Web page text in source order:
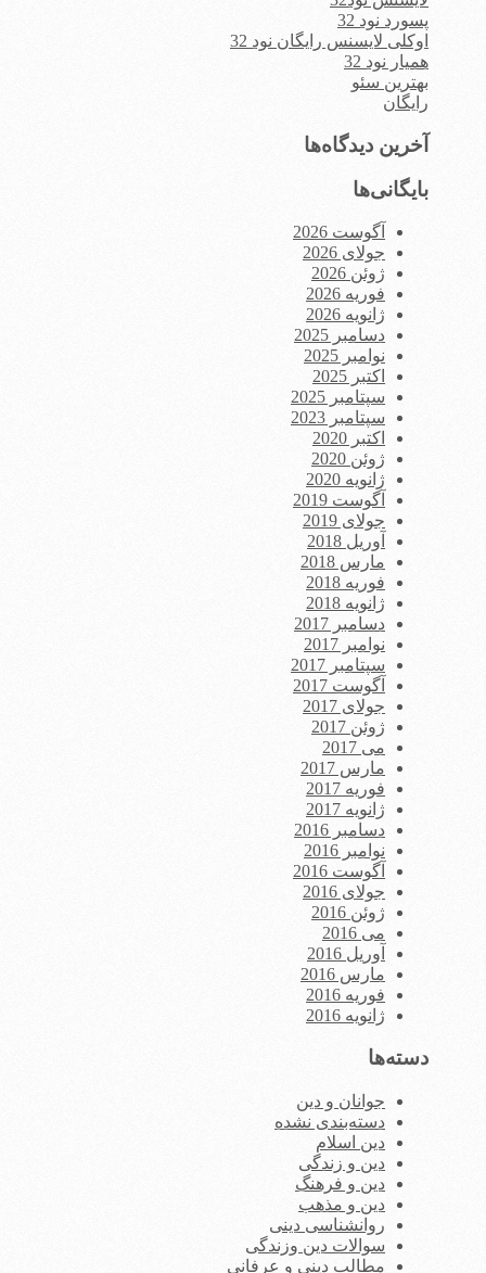
پسورد نود 32
اوکلی لایسنس رایگان نود 32
همیار نود 32
بهترین سئو
رایگان
آخرین دیدگاه‌ها
بایگانی‌ها
آگوست 2026
جولای 2026
ژوئن 2026
فوریه 2026
ژانویه 2026
دسامبر 2025
نوامبر 2025
اکتبر 2025
سپتامبر 2025
سپتامبر 2023
اکتبر 2020
ژوئن 2020
ژانویه 2020
آگوست 2019
جولای 2019
آوریل 2018
مارس 2018
فوریه 2018
ژانویه 2018
دسامبر 2017
نوامبر 2017
سپتامبر 2017
آگوست 2017
جولای 2017
ژوئن 2017
می 2017
مارس 2017
فوریه 2017
ژانویه 2017
دسامبر 2016
نوامبر 2016
آگوست 2016
جولای 2016
ژوئن 2016
می 2016
آوریل 2016
مارس 2016
فوریه 2016
ژانویه 2016
دسته‌ها
جوانان و دین
دسته‌بندی نشده
دین اسلام
دین و زندگی
دین و فرهنگ
دین و مذهب
روانشناسی دینی
سوالات دین وزندگی
مطالب دینی و عرفانی